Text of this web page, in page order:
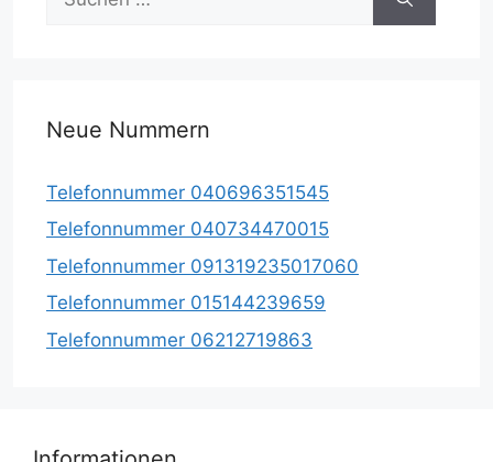
nach:
Neue Nummern
Telefonnummer 040696351545
Telefonnummer 040734470015
Telefonnummer 091319235017060
Telefonnummer 015144239659
Telefonnummer 06212719863